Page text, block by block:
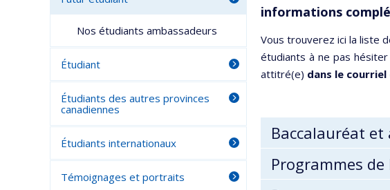
informations
Vous trouverez ici la liste
étudiants à ne pas
attitré(e) dans le courriel
Baccalauréat et
Programmes
Nos étudiants ambassadeurs
Étudiant
Étudiants des autres provinces
canadiennes
Étudiants internationaux
Témoignages et portraits